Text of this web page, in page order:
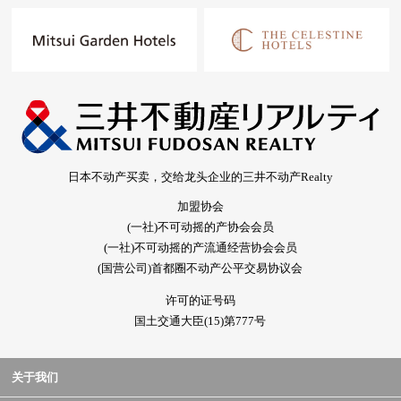
日本不动产买卖，交给龙头企业的三井不动产Realty
加盟协会
(一社)不可动摇的产协会会员
(一社)不可动摇的产流通经营协会会员
(国营公司)首都圈不动产公平交易协议会
许可的证号码
国土交通大臣(15)第777号
关于我们